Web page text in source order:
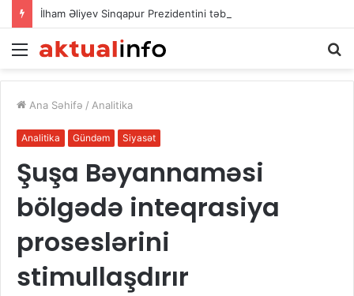
İlham Əliyev Sinqapur Prezidentini təbrik etdi
Menu
Ana Səhifə / Analitika
Analitika Gündəm Siyasət
Şuşa Bəyannaməsi
bölgədə inteqrasiya
proseslərini
stimullaşdırır